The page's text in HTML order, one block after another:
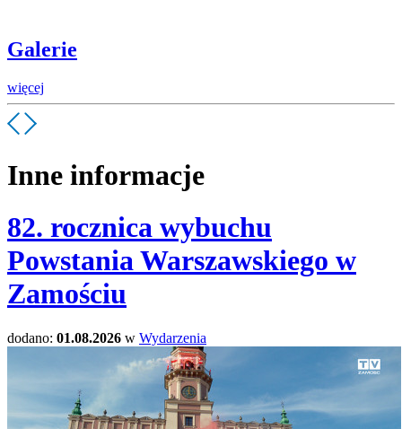
Galerie
więcej
Inne informacje
82. rocznica wybuchu
Powstania Warszawskiego w
Zamościu
dodano: 01.08.2026 w Wydarzenia